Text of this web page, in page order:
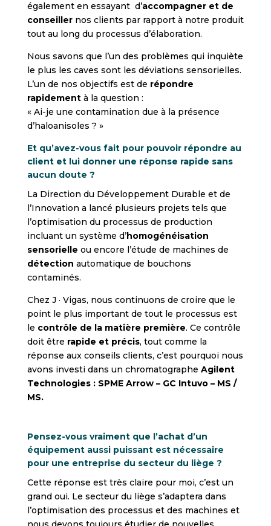
également en essayant d’accompagner et de
conseillernos clients par rapport à notre produit
tout au long du processus d’élaboration.
Nous savons que l’un des problèmes qui inquiète
le plus les caves sont les déviations sensorielles.
L’un de nos objectifs est de répondre
rapidementà la question :
« Ai-je une contamination due à la présence
d’haloanisoles ? »
Et qu’avez-vous fait pour pouvoir répondre au
client et lui donner une réponse rapide sans
aucun doute ?
La Direction du Développement Durable et de
l’Innovation a lancé plusieurs projets tels que
l’optimisation du processus de production
incluant un système d’homogénéisation
sensorielle ou encore l’étude de machines de
détection automatique de bouchons
contaminés.
Chez J · Vigas, nous continuons de croire que le
point le plus important de tout le processus est
le contrôle de la matière première. Ce contrôle
doit être rapide et précis, tout comme la
réponse aux conseils clients, c’est pourquoi nous
avons investi dans un chromatographe Agilent
Technologies : SPME Arrow – GC Intuvo – MS /
MS.
Pensez-vous vraiment que l’achat d’un
équipement aussi puissant est nécessaire
pour une entreprise du secteur du liège ?
Cette réponse est très claire pour moi, c’est un
grand oui. Le secteur du liège s’adaptera dans
l’optimisation des processus et des machines et